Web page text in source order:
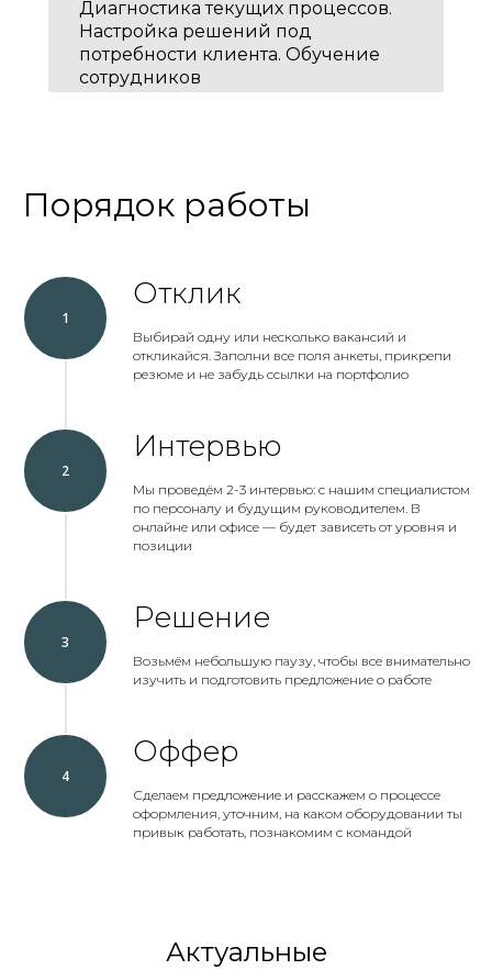
Диагностика текущих процессов.
Настройка решений под
потребности клиента. Обучение
сотрудников
Порядок работы
Отклик
Выбирай одну или несколько вакансий и
откликайся. Заполни все поля анкеты, прикрепи
резюме и не забудь ссылки на портфолио
Интервью
Мы проведём 2-3 интервью: с нашим специалистом
по персоналу и будущим руководителем. В
онлайне или офисе — будет зависеть от уровня и
позиции
Решение
Возьмём небольшую паузу, чтобы все внимательно
изучить и подготовить предложение о работе
Оффер
Сделаем предложение и расскажем о процессе
оформления, уточним, на каком оборудовании ты
привык работать, познакомим с командой
Актуальные